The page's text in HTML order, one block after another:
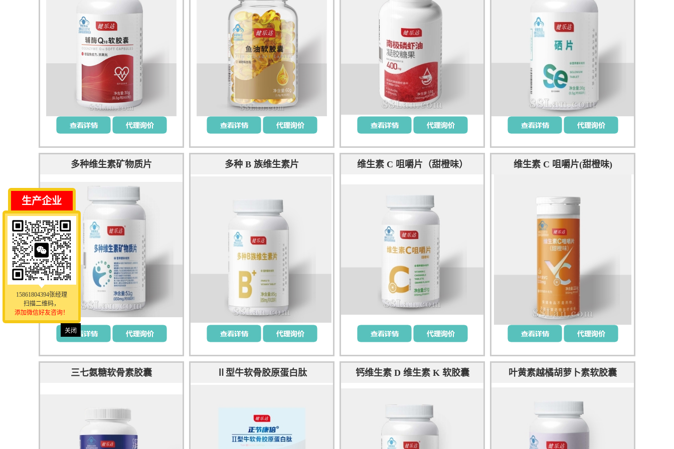
多种维生素矿物质片 多种 B 族维生素片 维生素 C 咀嚼片（甜橙味） 维生素 C 咀嚼片(甜橙味)
三七氨糖软骨素胶囊 Ⅱ型牛软骨胶原蛋白肽 钙维生素 D 维生素 K 软胶囊 叶黄素越橘胡萝卜素软胶囊
生产企业
15861804394张经理
扫描二维码，
添加微信好友咨询！
关闭